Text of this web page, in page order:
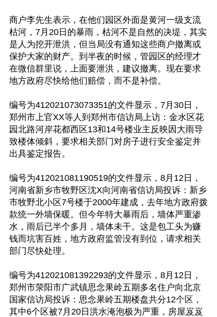
商户李先生表示，在他们园区外面是黄河一级支流
枯河，7月20日的暴雨，枯河不是自然的决堤，其实
是人为挖开泄洪，但当局没有通知这些商户撤离或
保护大家的财产。到半夜的时候，管园区的经理才
在微信群里说，上面要泄洪，建议撤离。现在要求
地方政府尽快给他们赔偿，而不是补偿。
编号为412021073073351的文件显示，7月30日，
郑州市上官XX等人到郑州市信访局上访：金水区花
园北路河岸花都西区13和14号楼业主反映因大雨导
致楼体倾斜，要求相关部门对房子进行安全鉴定并
出具鉴定报告。
编号为412021081190519的文件显示，8月12日，
河南省新乡市牧野区沈X向河南省信访局投诉：新乡
市牧野北小区7号楼于2000年建成，去年地方政府拨
款统一外墙保暖。但今年特大暴雨后，墙体严重渗
水，雨后已半个多月，墙体未干。这是包工头为赚
钱而坑害百姓，地方政府监管没有到位，请求相关
部门尽快处理。
编号为412021081392293的文件显示，8月12日，
郑州市荥阳市广武镇思念果岭五期多名住户向北京
国家信访局投诉：思念果岭五期楼盘共分12个区，
其中6个区被7月20日洪水淹泡极为严重，房屋岌岌